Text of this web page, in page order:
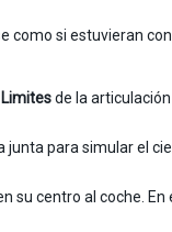
como si estuvieran
de la
junta para simular el
su centro al coche.